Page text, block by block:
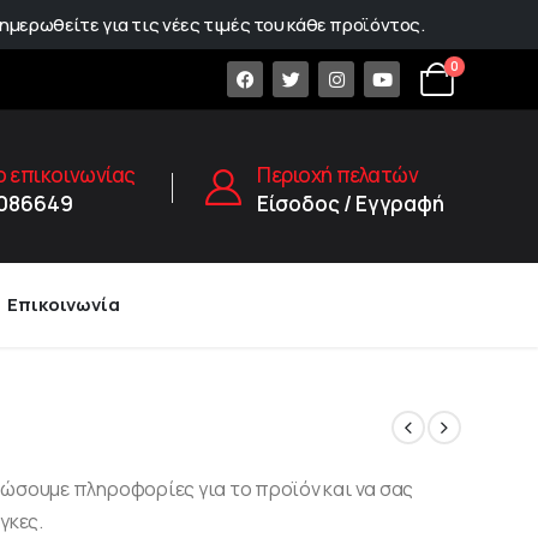
για τις νέες τιμές του κάθε προϊόντος.
0
Περιοχή πελατών
Είσοδος / Εγγραφή
Επικοινωνία
πληροφορίες για το προϊόν και να σας